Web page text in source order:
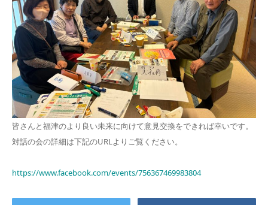
皆さんと福津のより良い未来に向けて意見交換をできれば幸いです。
対話の会の詳細は下記のURLよりご覧ください。
https://www.facebook.com/events/756367469983804